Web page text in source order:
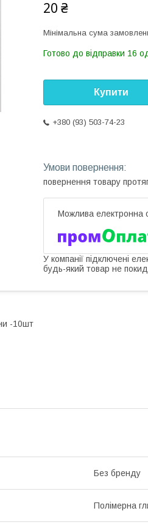
20 ₴
Мінімальна сума
Готово до відправки 16
Купити
+380 (93) 503-74-23
повернення товару
У компанії підключені
будь-який товар не
-10шт
Без бренду
Полімерна